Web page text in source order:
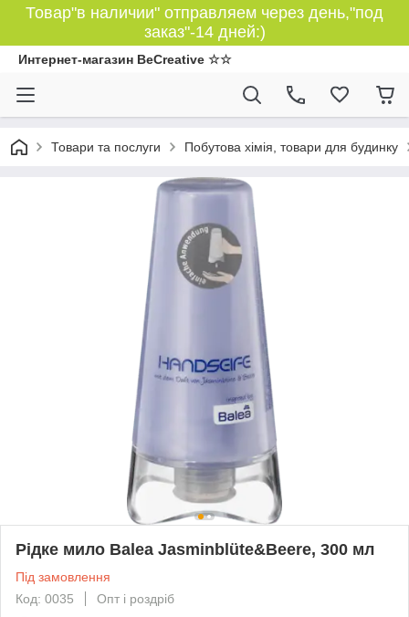
Товар"в наличии" отправляем через день,"под
заказ"-14 дней:)
Интернет-магазин BeCreative ☆☆
Товари та послуги Побутова хімія, товари для будинку
Рідке мило Balea Jasminblüte&Beere, 300 мл
Під замовлення
Код: 0035
Опт і роздріб